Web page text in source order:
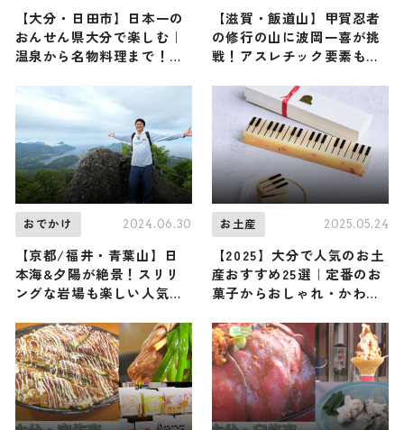
【大分・日田市】日本一の
おんせん県大分で楽しむ｜
温泉から名物料理まで！お
選
【滋賀・飯道山】甲賀忍者
の修行の山に波岡一喜が挑
戦！アスレチック要素も楽
メシ！コラボ企画）
おでかけ 2024.06.30
【京都/福井・青葉山】日
本海&夕陽が絶景！スリリ
ングな岩場も楽しい人気の
頂！（登山で頂きメシ！コ
ラボ企画）
お土産 2025.05.24
【2025】大分で人気のお土
産おすすめ25選｜定番のお
菓子からおしゃれ・かわい